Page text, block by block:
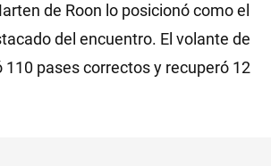
de Roon lo posicionó como el
del encuentro. El volante de
pases correctos y recuperó 12